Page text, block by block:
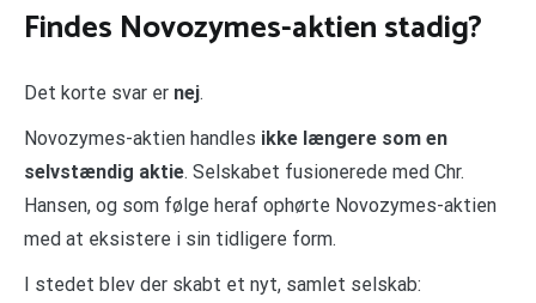
Findes Novozymes-aktien stadig?
Det korte svar er nej.
Novozymes-aktien handles ikke længere som en
selvstændig aktie. Selskabet fusionerede med Chr.
Hansen, og som følge heraf ophørte Novozymes-aktien
med at eksistere i sin tidligere form.
I stedet blev der skabt et nyt, samlet selskab: